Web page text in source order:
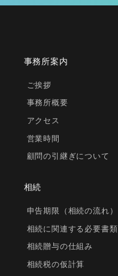
事務所案内
ご挨拶
事務所概要
アクセス
営業時間
顧問の引継ぎについて
相続
申告期限（相続の流れ）
相続に関連する必要書類
相続贈与の仕組み
相続税の仮計算